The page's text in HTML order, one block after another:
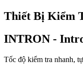
Thiết Bị Kiểm
INTRON -
Tốc độ kiểm tra nhanh,